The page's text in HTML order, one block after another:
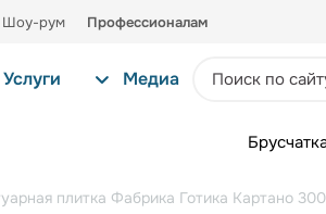
Шоу-рум Профессионалам
Услуги Медиа
плитка Фабрика Готика Картано